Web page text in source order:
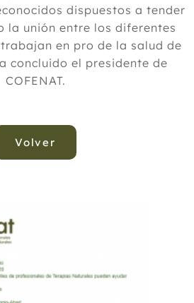
dispuestos a tender
la unión entre los diferentes
en pro de la salud de
concluido el presidente de
COFENAT.
Volver